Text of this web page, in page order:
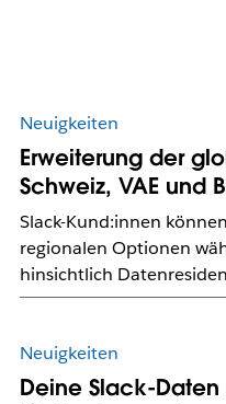
Neuigkeiten
Erweiterung der
Schweiz, VAE und
Slack-Kund:innen
regionalen Optionen
hinsichtlich
Neuigkeiten
Deine Slack-